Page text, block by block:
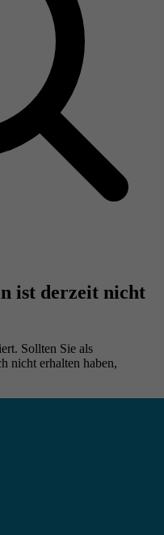
ist derzeit nicht
Sollten Sie als
nicht erhalten haben,